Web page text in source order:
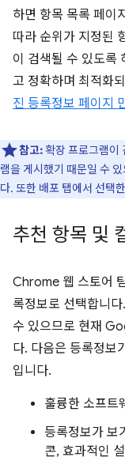
하면 항목 목록 페이
따라 순위가 지정된
이 검색될 수 있도록
고 정확하며 최적화
진 등록정보 페이지
참고:확장 프로그램이
램을 게시했기 때문일 수
다. 또한 배포 탭에서 선택
추천 항목 및
Chrome 웹 스토어
록정보로 선택합니
수 있으므로 현재
다. 다음은 등록정보
입니다.
훌륭한 소프트
등록정보가 보
콘, 효과적인